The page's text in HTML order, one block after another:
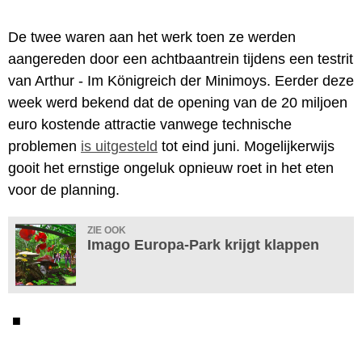
De twee waren aan het werk toen ze werden
aangereden door een achtbaantrein tijdens een testrit
van Arthur - Im Königreich der Minimoys. Eerder deze
week werd bekend dat de opening van de 20 miljoen
euro kostende attractie vanwege technische
problemen is uitgesteld tot eind juni. Mogelijkerwijs
gooit het ernstige ongeluk opnieuw roet in het eten
voor de planning.
ZIE OOK
Imago Europa-Park krijgt klappen
■